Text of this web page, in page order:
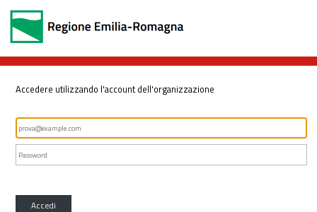
Accedere utilizzando l'account dell'organizzazione
Accedi